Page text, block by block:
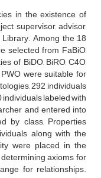
in the existence of
supervisor, advisor,
Among the 18
selected from FaBiO,
of BiDO, BiRO, C4O,
PWO were suitable for
292 individuals
labeled with
and entered into
by class, Properties
along with the
were placed in the
axioms for
for relationships.